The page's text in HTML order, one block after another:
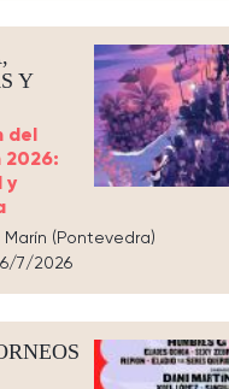
Y
del
2026:
y
(Pontevedra)
7/2026